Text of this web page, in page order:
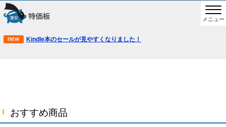
メニュー
Kindle本のセールが見やすくなりました！
おすすめ商品